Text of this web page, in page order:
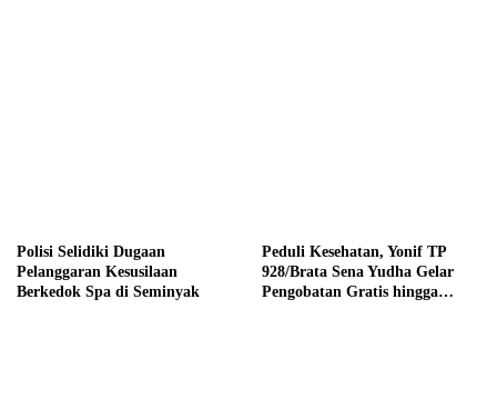
Polisi Selidiki Dugaan
Pelanggaran Kesusilaan
Berkedok Spa di Seminyak
Peduli Kesehatan, Yonif TP
928/Brata Sena Yudha Gelar
Pengobatan Gratis hingga